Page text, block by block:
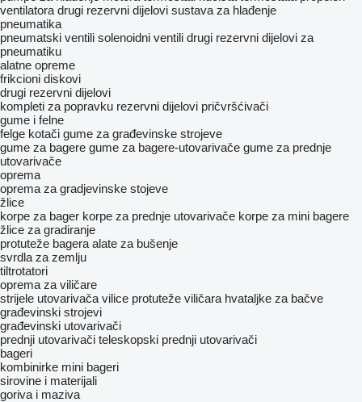
ventilatora drugi rezervni dijelovi sustava za hlađenje
pneumatika
pneumatski ventili solenoidni ventili drugi rezervni dijelovi za
pneumatiku
alatne opreme
frikcioni diskovi
drugi rezervni dijelovi
kompleti za popravku rezervni dijelovi pričvršćivači
gume i felne
felge kotači gume za građevinske strojeve
gume za bagere gume za bagere-utovarivače gume za prednje
utovarivače
oprema
oprema za gradjevinske stojeve
žlice
korpe za bager korpe za prednje utovarivače korpe za mini bagere
žlice za gradiranje
protuteže bagera alate za bušenje
svrdla za zemlju
tiltrotatori
oprema za viličare
strijele utovarivača vilice protuteže viličara hvataljke za bačve
građevinski strojevi
građevinski utovarivači
prednji utovarivači teleskopski prednji utovarivači
bageri
kombinirke mini bageri
sirovine i materijali
goriva i maziva